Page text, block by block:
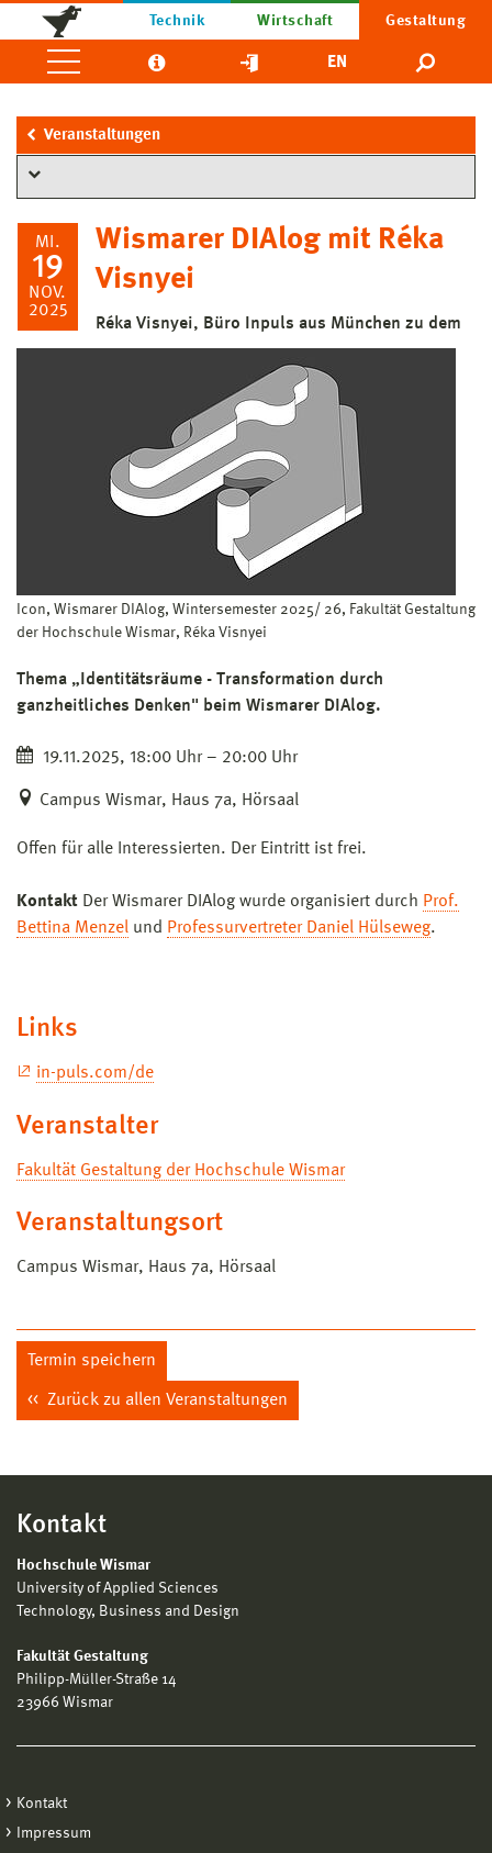
Technik Wirtschaft Gestaltung
EN
Veranstaltungen
MI.
19
NOV.
2025
Wismarer DIAlog mit Réka
Visnyei
Icon, Wismarer DIAlog, Wintersemester 2025/ 26, Fakultät Gestaltung
der Hochschule Wismar, Réka Visnyei
Réka Visnyei, Büro Inpuls aus München zu dem
Thema „Identitätsräume - Transformation durch
ganzheitliches Denken" beim Wismarer DIAlog.
19.11.2025, 18:00 Uhr – 20:00 Uhr
Campus Wismar, Haus 7a, Hörsaal
Offen für alle Interessierten. Der Eintritt ist frei.
Kontakt Der Wismarer DIAlog wurde organisiert durch Prof.
Bettina Menzel und Professurvertreter Daniel Hülseweg.
Links
in-puls.com/de
Veranstalter
Fakultät Gestaltung der Hochschule Wismar
Veranstaltungsort
Campus Wismar, Haus 7a, Hörsaal
Termin speichern
Zurück zu allen Veranstaltungen
Kontakt
Hochschule Wismar
University of Applied Sciences
Technology, Business and Design
Fakultät Gestaltung
Philipp-Müller-Straße 14
23966 Wismar
Kontakt
Impressum